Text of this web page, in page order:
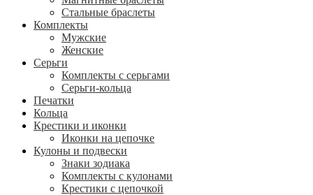
Стальные браслеты
Комплекты
Мужские
Женские
Серьги
Комплекты с серьгами
Серьги-кольца
Печатки
Кольца
Крестики и иконки
Иконки на цепочке
Кулоны и подвески
Знаки зодиака
Комплекты с кулонами
Крестики с цепочкой